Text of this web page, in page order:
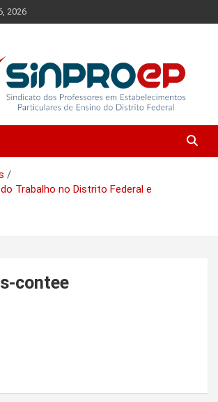
2026
DF
Trabalho no Distrito Federal e
contee